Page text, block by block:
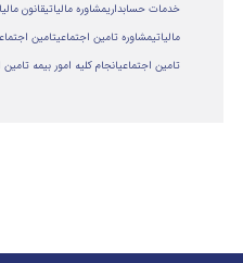
خدمات حسابداریمشاوره مالیاتیقانون
مالياتيمشاوره تامین اجتماعیتامین
تامین اجتماعیانجام کلیه امور بیمه